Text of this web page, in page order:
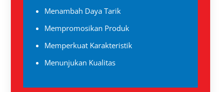
Menambah Daya Tarik
Mempromosikan Produk
Memperkuat Karakteristik
Menunjukan Kualitas